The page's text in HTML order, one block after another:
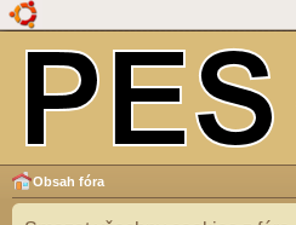
Obsah fóra